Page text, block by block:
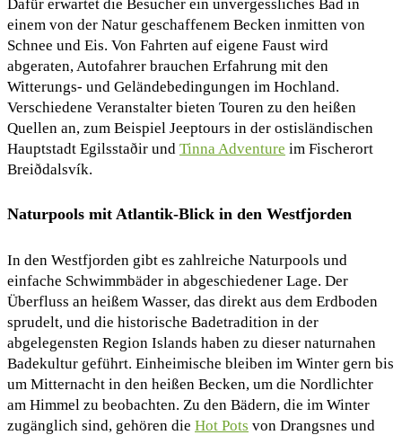
Dafür erwartet die Besucher ein unvergessliches Bad in
einem von der Natur geschaffenem Becken inmitten von
Schnee und Eis. Von Fahrten auf eigene Faust wird
abgeraten, Autofahrer brauchen Erfahrung mit den
Witterungs- und Geländebedingungen im Hochland.
Verschiedene Veranstalter bieten Touren zu den heißen
Quellen an, zum Beispiel Jeeptours in der ostisländischen
Hauptstadt Egilsstaðir und Tinna Adventure im Fischerort
Breiðdalsvík.
Naturpools mit Atlantik-Blick in den Westfjorden
In den Westfjorden gibt es zahlreiche Naturpools und
einfache Schwimmbäder in abgeschiedener Lage. Der
Überfluss an heißem Wasser, das direkt aus dem Erdboden
sprudelt, und die historische Badetradition in der
abgelegensten Region Islands haben zu dieser naturnahen
Badekultur geführt. Einheimische bleiben im Winter gern bis
um Mitternacht in den heißen Becken, um die Nordlichter
am Himmel zu beobachten. Zu den Bädern, die im Winter
zugänglich sind, gehören die Hot Pots von Drangsnes und